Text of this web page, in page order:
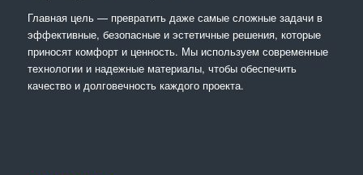
Главная цель — превратить даже самые сложные задачи в
эффективные, безопасные и эстетичные решения, которые
приносят комфорт и ценность. Мы используем современные
технологии и надежные материалы, чтобы обеспечить
качество и долговечность каждого проекта.